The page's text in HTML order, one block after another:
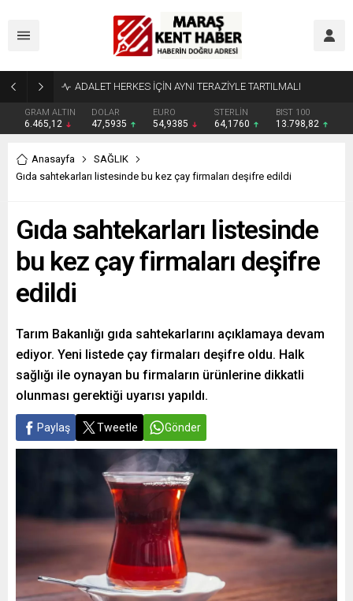
GRAM ALTIN
6.465,12
DOLAR
47,5935
EURO
54,9385
STERLİN
64,1760
BIST 100
13.798,82
Anasayfa
SAĞLIK
Gıda sahtekarları listesinde bu kez çay firmaları deşifre edildi
Gıda sahtekarları listesinde
bu kez çay firmaları deşifre
edildi
Tarım Bakanlığı gıda sahtekarlarını açıklamaya devam
ediyor. Yeni listede çay firmaları deşifre oldu. Halk
sağlığı ile oynayan bu firmaların ürünlerine dikkatli
olunması gerektiği uyarısı yapıldı.
Paylaş Tweetle Gönder